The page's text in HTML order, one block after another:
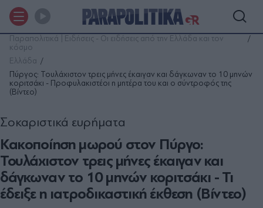
Παραπολιτικά | Ειδήσεις - Οι ειδήσεις από την Ελλάδα και τον
κόσμο
Ελλάδα
Πύργος: Τουλάχιστον τρεις μήνες έκαιγαν και δάγκωναν το 10 μηνών
κοριτσάκι - Προφυλακιστέοι η μητέρα του και ο σύντροφός της
(Βίντεο)
Κακοποίηση μωρού στον Πύργο:
Τουλάχιστον τρεις μήνες έκαιγαν και
δάγκωναν το 10 μηνών κοριτσάκι - Τι
έδειξε η ιατροδικαστική έκθεση (Βίντεο)
Σοκαριστικά ευρήματα